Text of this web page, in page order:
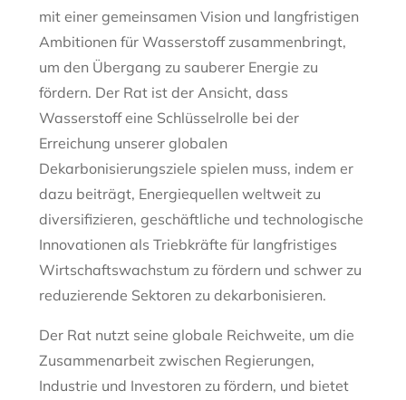
mit einer gemeinsamen Vision und langfristigen
Ambitionen für Wasserstoff zusammenbringt,
um den Übergang zu sauberer Energie zu
fördern. Der Rat ist der Ansicht, dass
Wasserstoff eine Schlüsselrolle bei der
Erreichung unserer globalen
Dekarbonisierungsziele spielen muss, indem er
dazu beiträgt, Energiequellen weltweit zu
diversifizieren, geschäftliche und technologische
Innovationen als Triebkräfte für langfristiges
Wirtschaftswachstum zu fördern und schwer zu
reduzierende Sektoren zu dekarbonisieren.
Der Rat nutzt seine globale Reichweite, um die
Zusammenarbeit zwischen Regierungen,
Industrie und Investoren zu fördern, und bietet